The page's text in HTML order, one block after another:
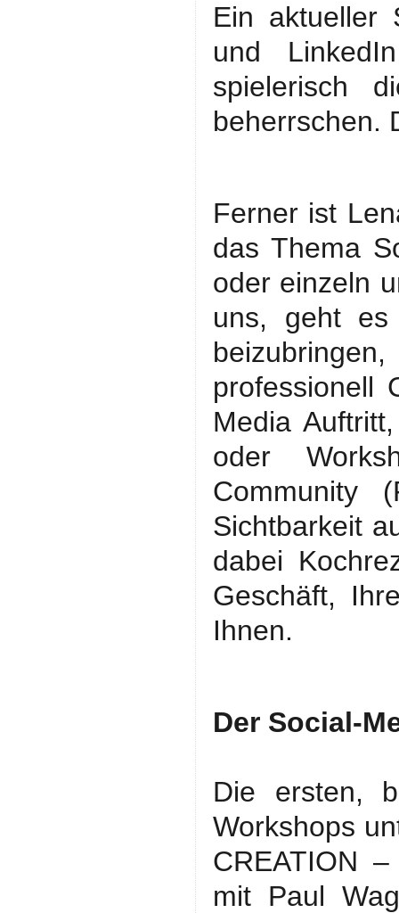
Ein aktueller
und
spielerisch
beherrschen.
Ferner ist
das Thema
oder einzeln
uns, geht es
professionell
Media
oder
Community
Sichtbarkeit
dabei
Geschäft,
Ihnen.
Der Social-
Die ersten,
Workshops
CREATION
mit Paul